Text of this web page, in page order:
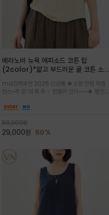
베라노바 뉴욕 에피소드 코튼 탑
(2color)*얇고 부드러운 쿨 코튼 소재
고 자연스러운 멋이 있는 핏으로 여름내
내 편하고 감각적으로 입으세요
md강력추천 2026 신상품 ★소량 한정 득템
찬스~주.문.대.폭.주 - 전컬러 인기~~~★ 쨍한듯
내추럴한 컬러감이 매력적인 티셔츠/여유로운
59,000원
29,000원 50%